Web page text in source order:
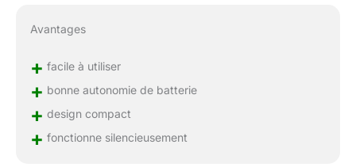
Avantages
+ facile à utiliser
+ bonne autonomie de batterie
+ design compact
+ fonctionne silencieusement